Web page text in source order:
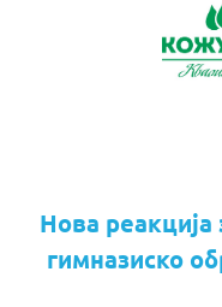
Нова реакција
гимназиско